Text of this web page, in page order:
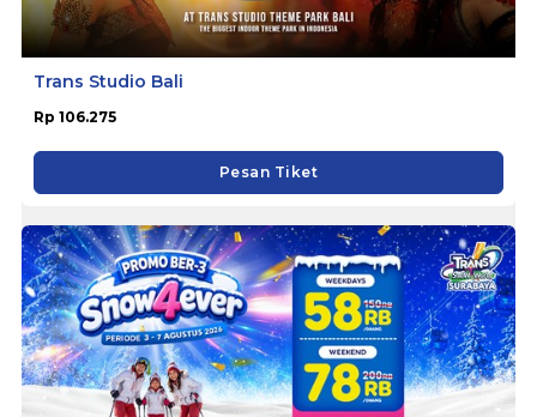
Trans Studio Bali
Rp 106.275
Pesan Tiket